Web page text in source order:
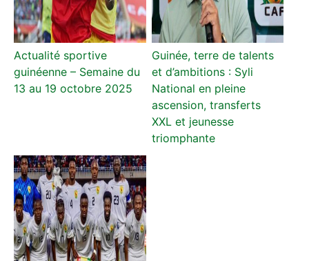
Actualité sportive
guinéenne – Semaine du
13 au 19 octobre 2025
Guinée, terre de talents
et d’ambitions : Syli
National en pleine
ascension, transferts
XXL et jeunesse
triomphante